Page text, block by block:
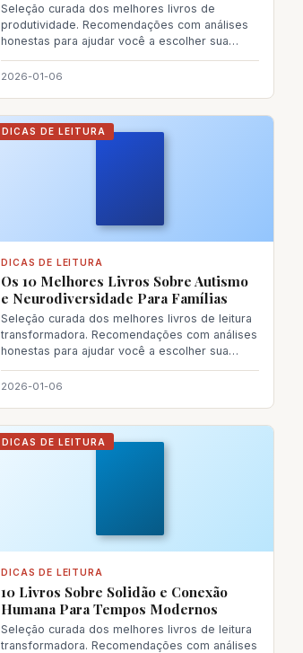
Seleção curada dos melhores livros de
produtividade. Recomendações com análises
honestas para ajudar você a escolher sua
próxima leitura. Le
2026-01-06
DICAS DE LEITURA
DICAS DE LEITURA
Os 10 Melhores Livros Sobre Autismo
e Neurodiversidade Para Famílias
Seleção curada dos melhores livros de leitura
transformadora. Recomendações com análises
honestas para ajudar você a escolher sua
próxima le
2026-01-06
DICAS DE LEITURA
DICAS DE LEITURA
10 Livros Sobre Solidão e Conexão
Humana Para Tempos Modernos
Seleção curada dos melhores livros de leitura
transformadora. Recomendações com análises